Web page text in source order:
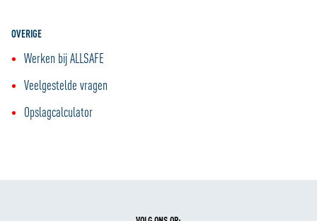
OVERIGE
Werken bij ALLSAFE
Veelgestelde vragen
Opslagcalculator